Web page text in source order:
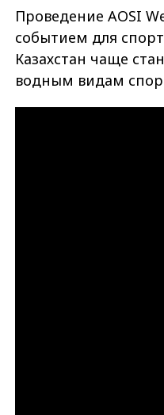
Проведение AOSI
событием для
Казахстан чаще
водным видам